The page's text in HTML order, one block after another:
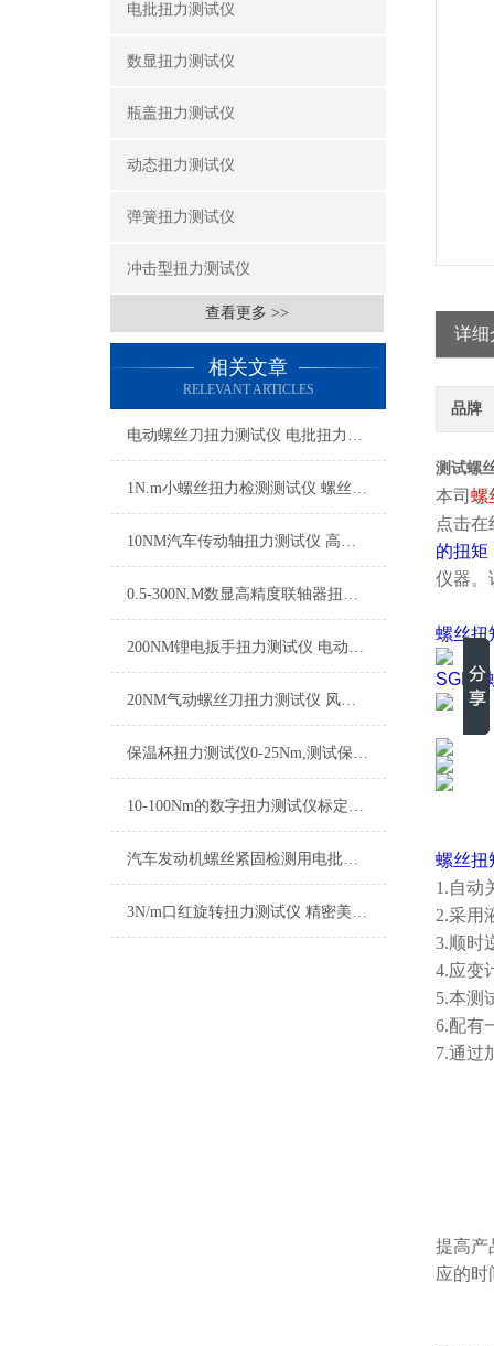
电批扭力测试仪
数显扭力测试仪
瓶盖扭力测试仪
动态扭力测试仪
弹簧扭力测试仪
冲击型扭力测试仪
查看更多 >>
相关文章
RELEVANT ARTICLES
​电动螺丝刀扭力测试仪 电批扭力校验器 电动螺丝批扭矩测定仪厂家
1N.m小螺丝扭力检测测试仪 螺丝微型扭矩测量仪品牌
10NM汽车传动轴扭力测试仪 高精度传动轴扭矩测试仪 数显传动轴扭力检测仪
0.5-300N.M数显高精度联轴器扭力测试仪 动态转速扭力测量仪联轴器
200NM锂电扳手扭力测试仪 电动工具维修扭力校验设备
20NM气动螺丝刀扭力测试仪 风动起子扭矩检测仪 气动起子扭力计量仪
保温杯扭力测试仪0-25Nm,测试保温杯扭力的仪器厂家
10-100Nm的数字扭力测试仪标定电动工具测试专用
汽车发动机螺丝紧固检测用电批起子扭力测试仪0-10NM
3N/m口红旋转扭力测试仪 精密美妆工具检测
详细
品牌
测试螺
本司 螺
点击
的扭矩
仪器。
螺丝扭
SGHP
螺丝扭
1.自动
2.采用
3.顺时
4.应变
5.本测
6.配有
7.通过
提高产
应的时